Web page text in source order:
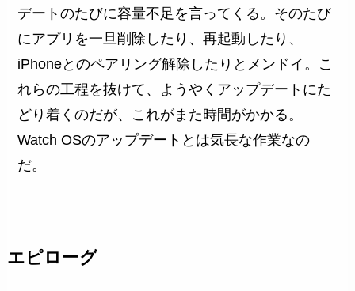
デートのたびに容量不足を言ってくる。そのたび
にアプリを一旦削除したり、再起動したり、
iPhoneとのペアリング解除したりとメンドイ。こ
れらの工程を抜けて、ようやくアップデートにた
どり着くのだが、これがまた時間がかかる。
Watch OSのアップデートとは気長な作業なの
だ。
エピローグ